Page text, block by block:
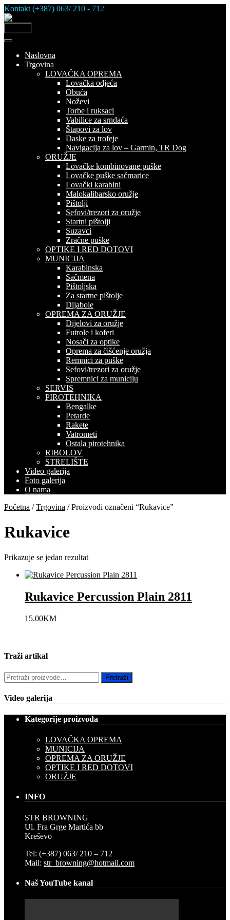
Skip
to
content
Kontakt (+387) 063/ 210 - 712
Naslovna
Trgovina
LOVAČKA OPREMA
Lovačka odjeća
Obuća
Noževi
Torbe i ruksaci
Vabilice za srndaća
Štapovi za lov
Daske za trofeje
Navigacija za lov – Garmin, TR Dog
ORUŽJE
Lovačke kombinovane puške
Lovačke puške sačmarice
Lovački karabini
Malokalibarsko oružje
Pištolji
Sefovi/trezori za oružje
Startni pištolji
Suzavci
Zračne puške
OPTIKE I RED DOTOVI
MUNICIJA
Karabinska
Sačmena
Pištoljska
Za startne pištolje
Dijabole
OPREMA ZA ORUŽJE
Dijelovi za oružje
Futrole i koferi
Nosači za optike
Oprema za čišćenje oružja
Remnici za puške
Sefovi/trezori za oružje
Spremnici za municiju
SERVIS
PIROTEHNIKA
Bengalke
Petarde
Rakete
Vatrometi
Ostala pirotehnika
RIBOLOV
STRELIŠTE
Video galerija
Foto galerija
O nama
Početna /Trgovina / Proizvodi označeni “Rukavice”
Rukavice
Prikazuje se jedan rezultat
Rukavice Percussion Plain 2811
15.00KM
Traži artikal
Pretraži: Pretraži
Video galerija
Kategorije proizvoda
LOVAČKA OPREMA
MUNICIJA
OPREMA ZA ORUŽJE
OPTIKE I RED DOTOVI
ORUŽJE
INFO
STR BROWNING
Ul. Fra Grge Martića bb
Kreševo
Tel: (+387) 063/ 210 – 712
Mail: str_browning@hotmail.com
Naš YouTube kanal